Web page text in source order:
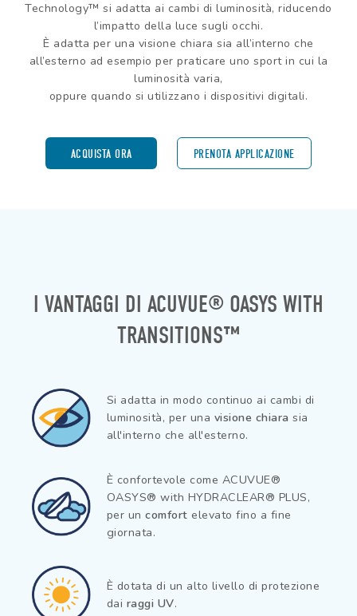
Technology™ si adatta ai cambi di luminosità, riducendo
l’impatto della luce sugli occhi.
È adatta per una visione chiara sia all’interno che
all’esterno ad esempio per praticare uno sport in cui la
luminosità varia,
oppure quando si utilizzano i dispositivi digitali.
ACQUISTA ORA PRENOTA APPLICAZIONE
I VANTAGGI DI ACUVUE® OASYS WITH
TRANSITIONS™
Si adatta in modo continuo ai cambi di
luminosità, per una visione chiara sia
all'interno che all'esterno.
È confortevole come ACUVUE®
OASYS® with HYDRACLEAR® PLUS,
per uncomfort elevato fino a fine
giornata.
È dotata di un alto livello di protezione
dai raggi UV.